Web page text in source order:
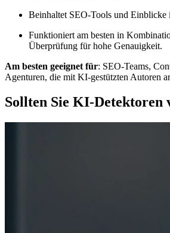
Beinhaltet SEO-Tools und Einblicke
Funktioniert am besten in
Überprüfung für hohe Genauigkeit.
Am besten geeignet für: SEO-Teams,
Agenturen, die mit KI-gestützten Autoren
Sollten Sie KI-Detektoren